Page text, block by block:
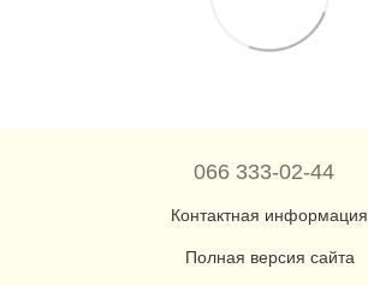
066 333-02-44
Контактная информация
Полная версия сайта